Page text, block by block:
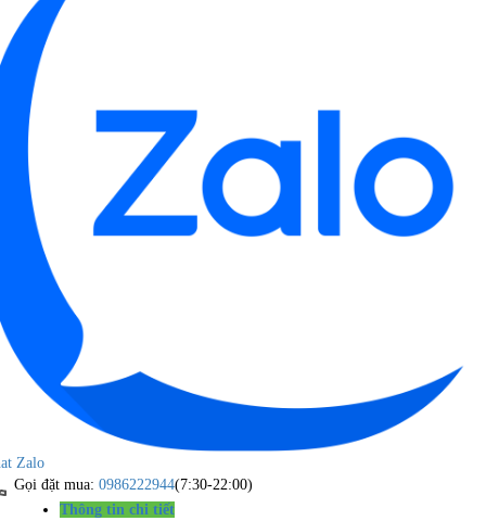
Zalo
Gọi đặt mua: 0986222944(7:30-22:00)
Thông tin chi tiết